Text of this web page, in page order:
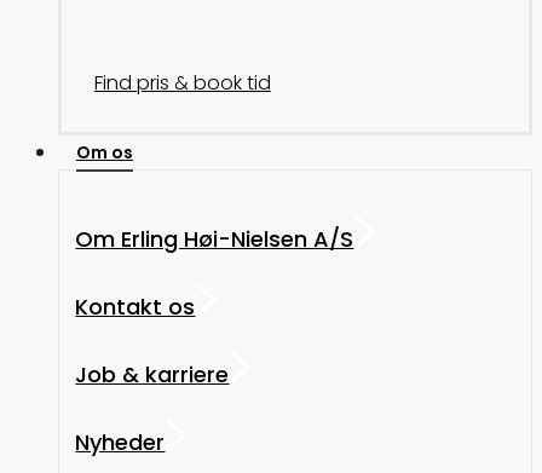
Find pris & book tid
Om os
Om Erling Høi-Nielsen A/S
Kontakt os
Job & karriere
Nyheder